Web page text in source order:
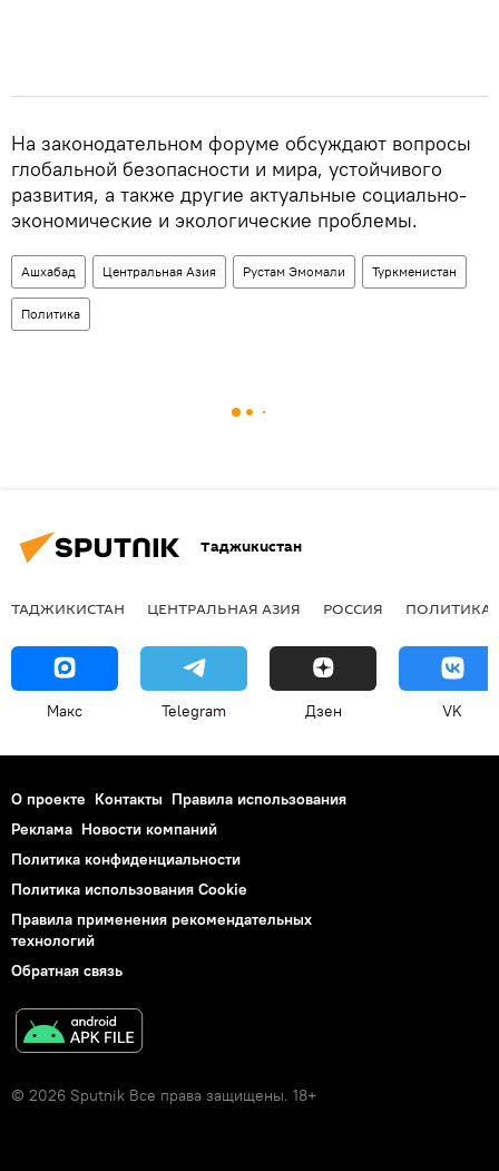
На законодательном форуме обсуждают вопросы
глобальной безопасности и мира, устойчивого
развития, а также другие актуальные социально-
экономические и экологические проблемы.
Ашхабад Центральная Азия Рустам Эмомали Туркменистан
Политика
Таджикистан
ТАДЖИКИСТАН ЦЕНТРАЛЬНАЯ АЗИЯ РОССИЯ ПОЛИТИКА
Макс Telegram Дзен VK
О проекте Контакты Правила использования
Реклама Новости компаний
Политика конфиденциальности
Политика использования Cookie
Правила применения рекомендательных
технологий
Обратная связь
© 2026 Sputnik Все права защищены. 18+